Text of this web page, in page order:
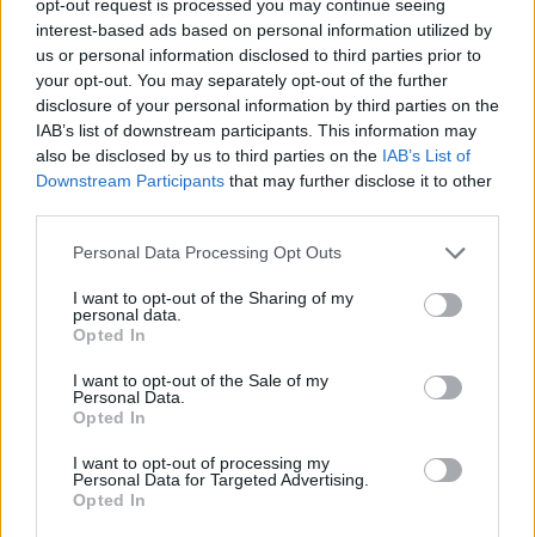
opt-out request is processed you may continue seeing
interest-based ads based on personal information utilized by
us or personal information disclosed to third parties prior to
your opt-out. You may separately opt-out of the further
disclosure of your personal information by third parties on the
IAB’s list of downstream participants. This information may
also be disclosed by us to third parties on the IAB’s List of
Downstream Participants that may further disclose it to other
Personal Data Processing Opt Outs
I want to opt-out of the Sharing of my
personal data.
Opted In
I want to opt-out of the Sale of my
Personal Data.
Opted In
I want to opt-out of processing my
Personal Data for Targeted Advertising.
Opted In
σημειωθεί πως το σύστημα έχει σχεδιαστεί για
λειτουργία με συγκεκριμένες θερμοκρασίες και
κάθε επέμβαση στη θερμοκρασία καθιστά το
αποτέλεσμα απόδοσης αμφίβολο. Καμία
αντιστάθμιση, κανένας αυτοματισμός και
κανένα δοχείο αδρανείας δεν μπορούν να
βοηθήσουν, όταν τα εγκατεστημένα σώματα
έχουν επιλεγεί για λειτουργία νερού π.χ. 60℃
υπερδιαστασιολογημένα, η θέρμανση πολύ
πιθανόν να επιτευχθεί με τους 55℃ ή τους 65℃
αλλά δεν θα ισχύει το ίδιο για την εξοικονόμηση.
Και αυτές οι μονάδες ενδείκνυνται για χρήση με
ενδοαδαπέδια ή μονάδες fan coils και η
είναι η αποτελεσματική παραγωγή ζεστού νερού
χρήσης.